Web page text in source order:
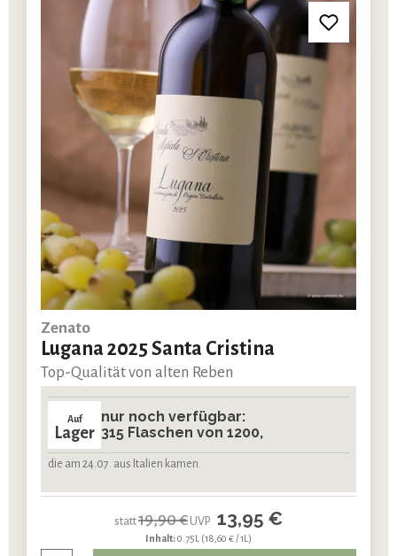
Zenato
Lugana 2025 Santa Cristina
Top-Qualität von alten Reben
Auf
Lager
nur noch verfügbar:
315 Flaschen von 1200,
die am 24.07. aus Italien kamen.
statt19,90 €UVP 13,95 €
Inhalt:0.75L (18,60 € / 1L)